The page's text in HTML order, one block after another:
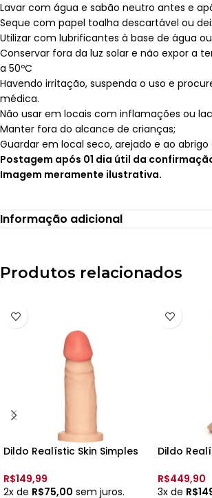
Lavar com água e sabão neutro antes e
Seque com papel toalha descartável ou
Utilizar com lubrificantes à base de água
Conservar fora da luz solar e não expor a
a 50ºC
Havendo irritação, suspenda o uso e
médica.
Não usar em locais com inflamações ou
Manter fora do alcance de crianças;
Guardar em local seco, arejado e ao abrigo
Postagem após 01 dia útil da
Imagem meramente ilustrativa.
Informação adicional
Produtos relacionados
Dildo Realístic Skin Simples
R$149,99
2x de R$75,00 sem juros.
Dildo
BERNARD
Upper
R$449,90
3x de R$